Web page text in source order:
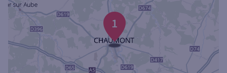
Rechercher
1